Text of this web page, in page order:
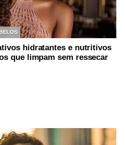
hidratantes e nutritivos
que limpam sem ressecar